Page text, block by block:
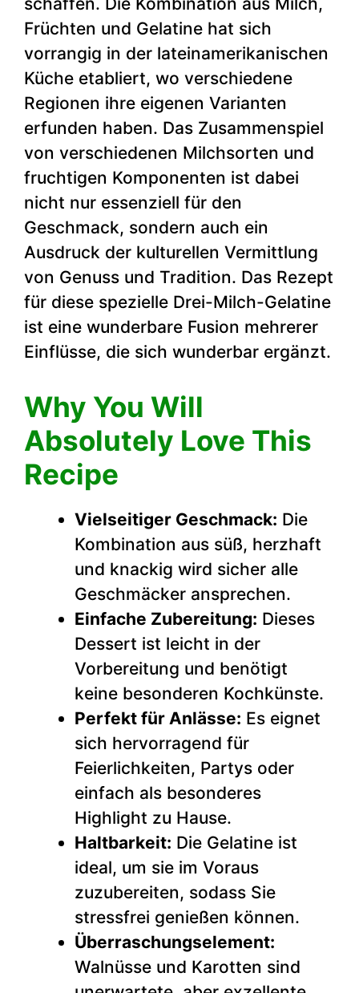
Früchten und Gelatine hat sich
vorrangig in der lateinamerikanischen
Küche etabliert, wo verschiedene
Regionen ihre eigenen Varianten
erfunden haben. Das Zusammenspiel
von verschiedenen Milchsorten und
fruchtigen Komponenten ist dabei
nicht nur essenziell für den
Geschmack, sondern auch ein
Ausdruck der kulturellen Vermittlung
von Genuss und Tradition. Das Rezept
für diese spezielle Drei-Milch-Gelatine
ist eine wunderbare Fusion mehrerer
Einflüsse, die sich wunderbar ergänzt.
Why You Will
Absolutely Love This
Recipe
Vielseitiger Geschmack: Die
Kombination aus süß, herzhaft
und knackig wird sicher alle
Geschmäcker ansprechen.
Einfache Zubereitung: Dieses
Dessert ist leicht in der
Vorbereitung und benötigt
keine besonderen Kochkünste.
Perfekt für Anlässe: Es eignet
sich hervorragend für
Feierlichkeiten, Partys oder
einfach als besonderes
Highlight zu Hause.
Haltbarkeit: Die Gelatine ist
ideal, um sie im Voraus
zuzubereiten, sodass Sie
stressfrei genießen können.
Überraschungselement:
Walnüsse und Karotten sind